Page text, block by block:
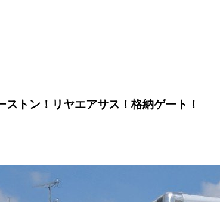
トン！リヤエアサス！格納ゲート！